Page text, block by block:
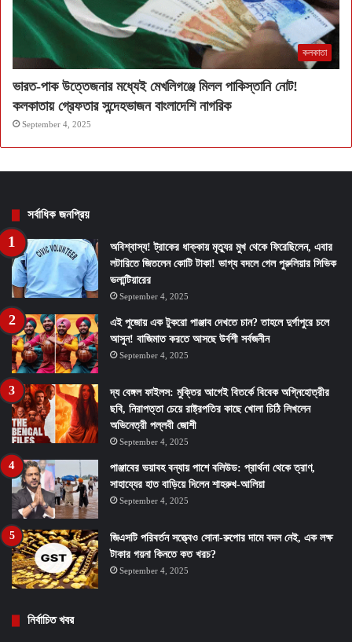
কলকাতা
ভারত-পাক উত্তেজনার মধ্যেই মেখলিগঞ্জে মিলল পাকিস্তানি নোট!
কলকাতায় গ্রেফতার সন্দেহভাজন বাংলাদেশি নাগরিক
September 4, 2025
সর্বাধিক জনপ্রিয়
অবিশ্বাস্য! ট্রাকের ধাক্কায় মৃত্যুর মুখ থেকে ফিরেছিলেন, এবার
লটারিতে জিতলেন কোটি টাকা! ভাগ্য বদলে গেল পুরুলিয়ার সিভিক
ভলান্টিয়ারের
September 4, 2025
এই পুজোয় এক টুকরো পাঞ্জাব দেখতে চান? তাহলে দুর্গাপুরে চলে
আসুন! বাজিমাত করতে আসছে উর্বশী সর্বজনীন
September 4, 2025
দ্য বেঙ্গল ফাইলস: মুক্তির আগেই বিতর্কে বিবেক অগ্নিহোত্রীর
ছবি, নিরাপত্তা চেয়ে রাষ্ট্রপতির কাছে খোলা চিঠি লিখলেন
অভিনেত্রী পল্লবী জোশী
September 4, 2025
পাঞ্জাবের ভয়াবহ বন্যায় পাশে বলিউড: প্রার্থনা থেকে ত্রাণ,
সাহায্যের হাত বাড়িয়ে দিলেন শাহরুখ-আলিয়া
September 4, 2025
জিএসটি পরিবর্তন সত্ত্বেও সোনা-রুপোর দামে বদল নেই, এক লক্ষ
টাকার গয়না কিনতে কত খরচ?
September 4, 2025
নির্বাচিত খবর